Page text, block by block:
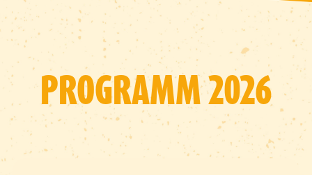
PROGRAMM 2026